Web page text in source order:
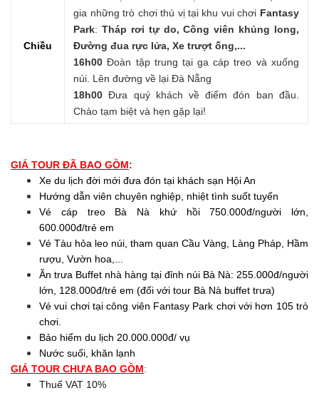
Chiều
gia những trò chơi thú vị tại khu vui chơi Fantasy
Park:Tháp rơi tự do, Công viên khủng long,
Đường đua rực lửa, Xe trượt ống,...
16h00Đoàn tập trung tại ga cáp treo và xuống
núi. Lên đường về lại Đà Nẵng
18h00Đưa quý khách về điểm đón ban đầu.
Chào tạm biệt và hẹn gặp lại!
GIÁ TOUR ĐÃ BAO GỒM:
Xe du lịch đời mới đưa đón tại khách sạn Hội An
Hướng dẫn viên chuyên nghiệp, nhiệt tình suốt tuyến
Vé cáp treo Bà Nà khứ hồi 750.000đ/người lớn,
600.000đ/trẻ em
Vé Tàu hỏa leo núi, tham quan Cầu Vàng, Làng Pháp, Hầm
rượu, Vườn hoa,...
Ăn trưa Buffet nhà hàng tại đỉnh núi Bà Nà: 255.000đ/người
lớn, 128.000đ/trẻ em (đối với tour Bà Nà buffet trưa)
Vé vui chơi tại công viên Fantasy Park chơi với hơn 105 trò
chơi.
Bảo hiểm du lịch 20.000.000đ/ vụ
Nước suối, khăn lạnh
GIÁ TOUR CHƯA BAO GỒM:
Thuế VAT 10%